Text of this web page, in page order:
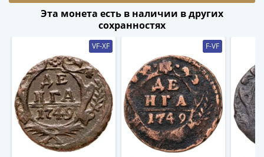
выпуски
после
реформы
(1997-
Юбилейные
Эта монета есть в наличии в других
сохранностях
VF-XF F-VF